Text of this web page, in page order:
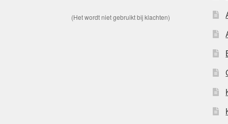
(Het wordt niet gebruikt bij klachten)